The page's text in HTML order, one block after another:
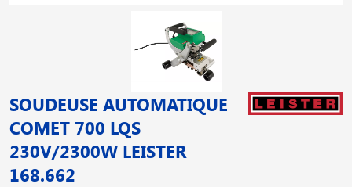
SOUDEUSE AUTOMATIQUE
COMET 700 LQS
230V/2300W LEISTER
168.662